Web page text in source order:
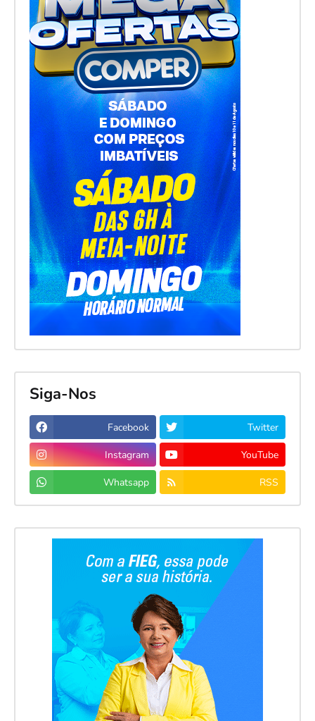
Siga-Nos
Facebook Twitter
Instagram YouTube
Whatsapp RSS